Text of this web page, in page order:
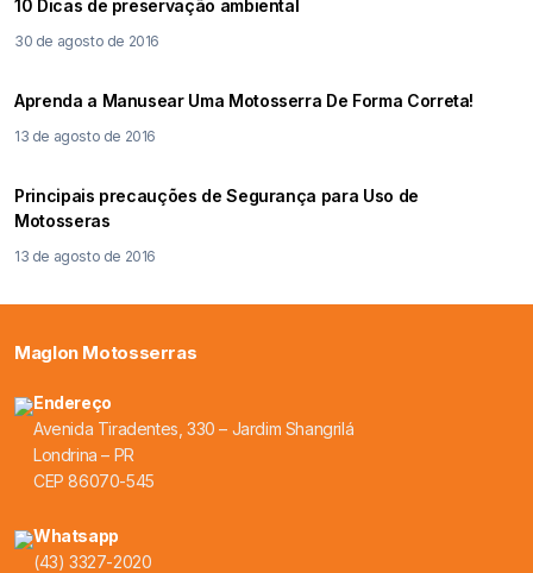
10 Dicas de preservação ambiental
30 de agosto de 2016
Aprenda a Manusear Uma Motosserra De Forma Correta!
13 de agosto de 2016
Principais precauções de Segurança para Uso de
Motosseras
13 de agosto de 2016
Maglon Motosserras
Endereço
Avenida Tiradentes, 330 – Jardim Shangrilá
Londrina – PR
CEP 86070-545
Whatsapp
(43) 3327-2020